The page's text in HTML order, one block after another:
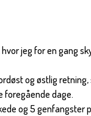
jeg for en gang
og østlig
foregående dage.
og 5 genfangster